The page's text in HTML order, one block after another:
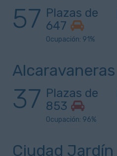
57 Plazas de
647
Ocupación: 91%
Alcaravaneras
37 Plazas de
853
Ocupación: 96%
Ciudad Jardín